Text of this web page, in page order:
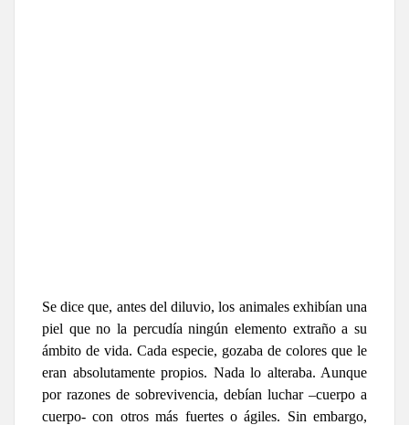
Se dice que, antes del diluvio, los animales exhibían una
piel que no la percudía ningún elemento extraño a su
ámbito de vida. Cada especie, gozaba de colores que le
eran absolutamente propios. Nada lo alteraba. Aunque
por razones de sobrevivencia, debían luchar –cuerpo a
cuerpo- con otros más fuertes o ágiles. Sin embargo,